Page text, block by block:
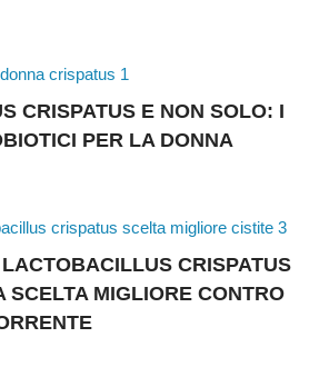
CRISPATUS E NON SOLO: I
PER LA DONNA
CRISPATUS
SCELTA MIGLIORE CONTRO